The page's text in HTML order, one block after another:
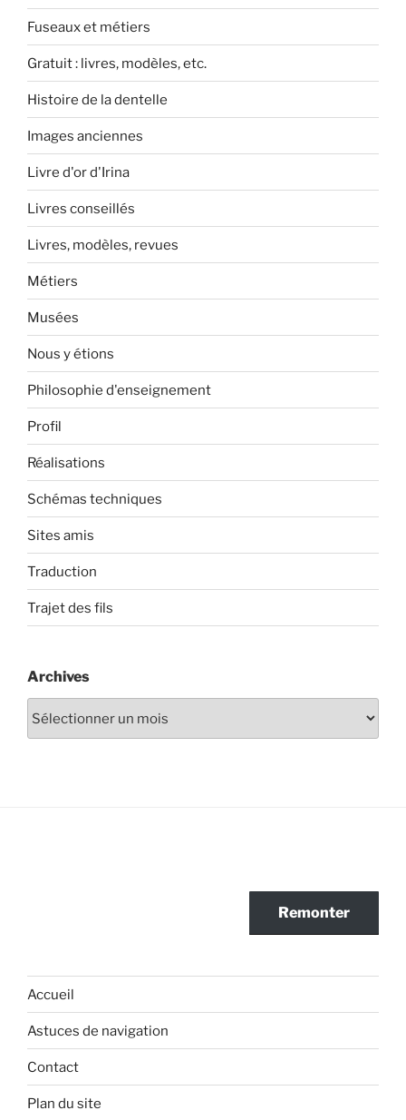
Fuseaux et métiers
Gratuit : livres, modèles, etc.
Histoire de la dentelle
Images anciennes
Livre d'or d'Irina
Livres conseillés
Livres, modèles, revues
Métiers
Musées
Nous y étions
Philosophie d'enseignement
Profil
Réalisations
Schémas techniques
Sites amis
Traduction
Trajet des fils
Archives
Remonter
Accueil
Astuces de navigation
Contact
Plan du site